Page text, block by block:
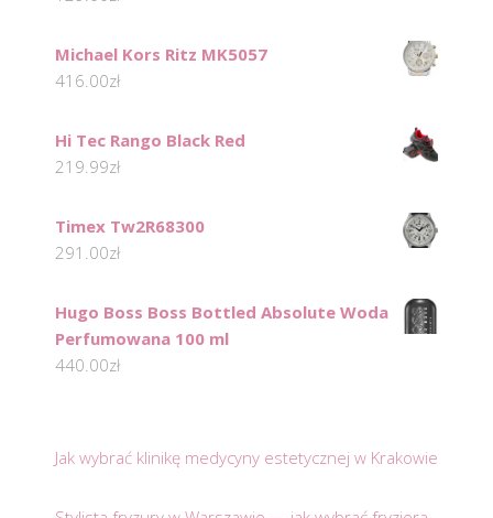
Michael Kors Ritz MK5057
416.00zł
Hi Tec Rango Black Red
219.99zł
Timex Tw2R68300
291.00zł
Hugo Boss Boss Bottled Absolute Woda
Perfumowana 100 ml
440.00zł
Jak wybrać klinikę medycyny estetycznej w Krakowie